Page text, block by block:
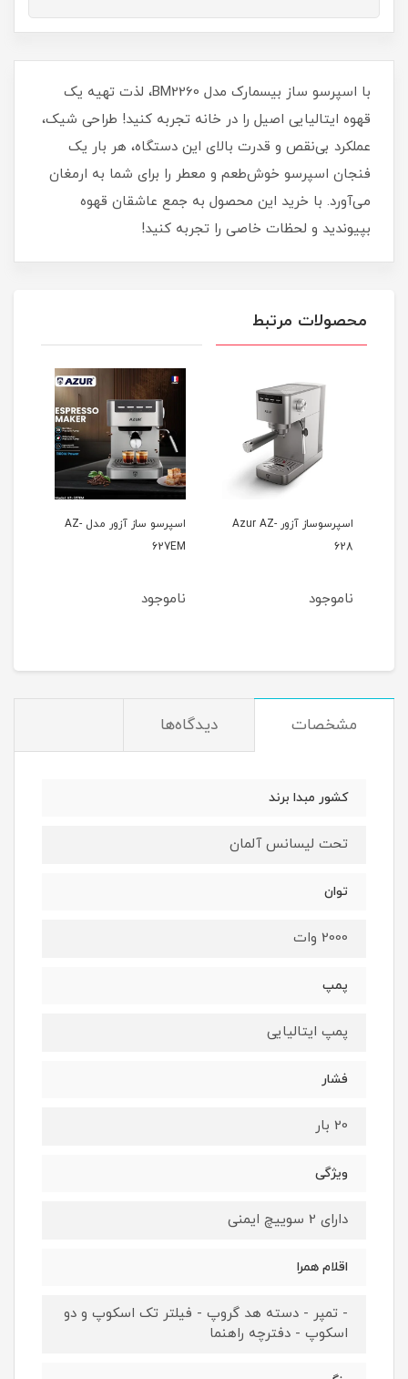
با اسپرسو ساز بیسمارک مدل BM2260، لذت تهیه یک
قهوه ایتالیایی اصیل را در خانه تجربه کنید! طراحی شیک،
عملکرد بی‌نقص و قدرت بالای این دستگاه، هر بار یک
فنجان اسپرسو خوش‌طعم و معطر را برای شما به ارمغان
می‌آورد. با خرید این محصول به جمع عاشقان قهوه
بپیوندید و لحظات خاصی را تجربه کنید!
محصولات مرتبط
اسپرسوساز آزور Azur AZ-
628
ناموجود
اسپرسو ساز آزور مدل AZ-
627EM
ناموجود
مشخصات دیدگاه‌ها
کشور مبدا برند
تحت لیسانس آلمان
توان
2000 وات
پمپ
پمپ ایتالیایی
فشار
20 بار
ویژگی
دارای 2 سوییچ ایمنی
اقلام همرا
- تمپر - دسته هد گروپ - فیلتر تک اسکوپ و دو
اسکوپ - دفترچه راهنما